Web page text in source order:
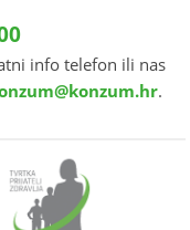
info telefon ili nas
.